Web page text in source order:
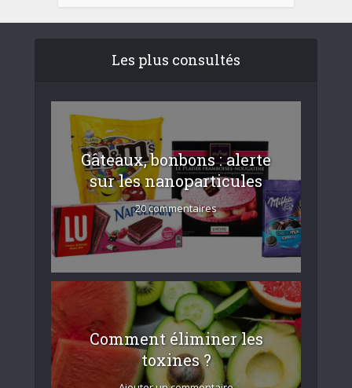
Les plus consultés
Gâteaux, bonbons : alerte
sur les nanoparticules
20 commentaires
Comment éliminer les
toxines ?